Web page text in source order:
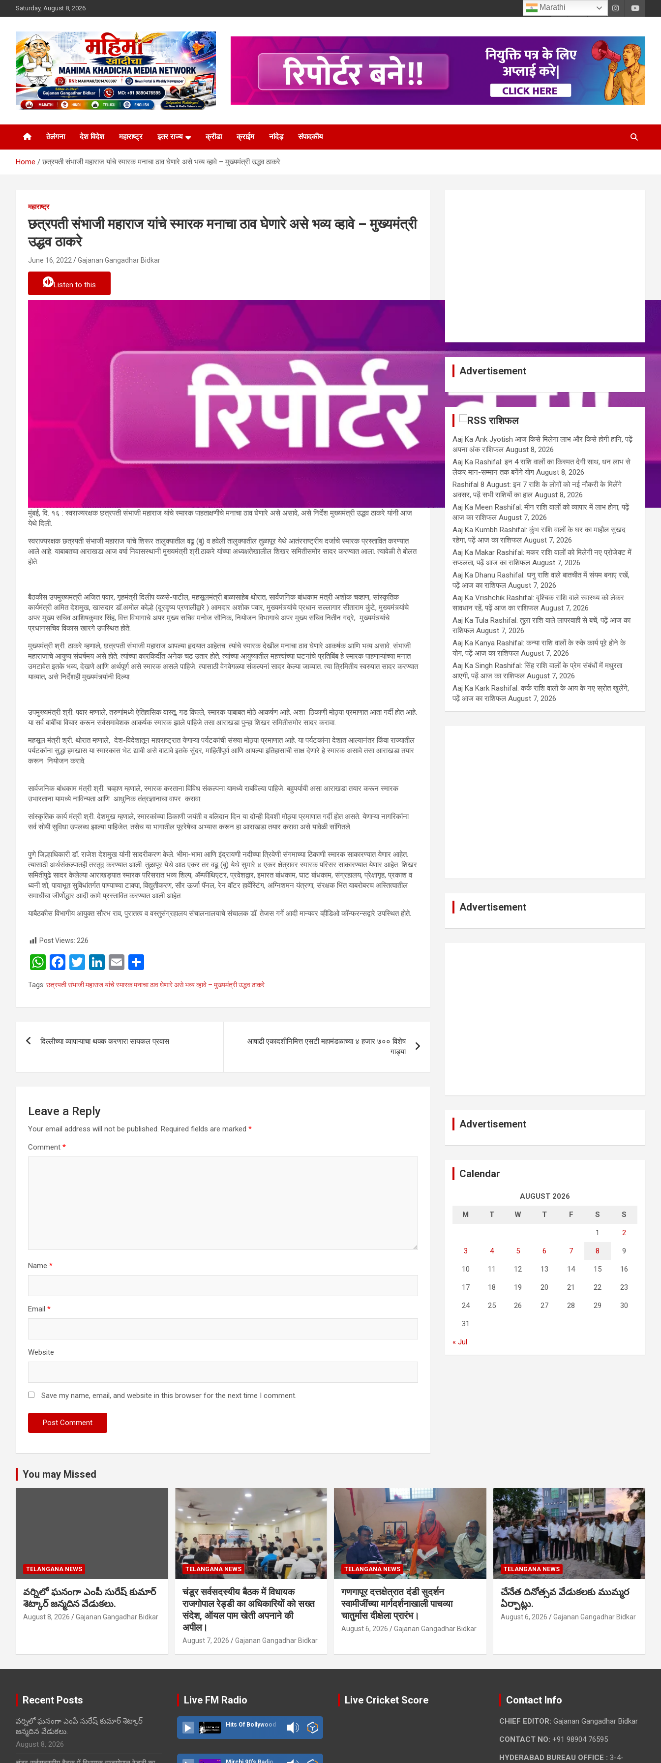
to
Saturday, August 8, 2026
Mahimakhadicha
तेलंगना देश विदेश महाराष्ट्र इतर राज्य क्रीडा क्राईम नांदेड़ संपादकीय
Home छत्रपती संभाजी महाराज यांचे स्मारक मनाचा ठाव घेणारे असे भव्य व्हावे – मुख्यमंत्री उद्धव ठाकरे
महाराष्ट्र
छत्रपती संभाजी महाराज यांचे स्मारक मनाचा ठाव घेणारे असे भव्य व्हावे – मुख्यमंत्री
उद्धव ठाकरे
June 16, 2022 Gajanan Gangadhar Bidkar
Listen to this
मुंबई, दि. १६ : स्वराज्यरक्षक छत्रपती संभाजी महाराज यांचे स्मारक पाहताक्षणीचे मनाचा ठाव घेणारे असे असावे, असे निर्देश मुख्यमंत्री उद्धव ठाकरे यांनी आज
येथे दिली.
स्वराज्यरक्षक छत्रपती संभाजी महाराज यांचे शिरूर तालुक्यातील वढू (बु) व हवेली तालुक्यातील तुळापूर येथे आतंरराष्ट्रीय दर्जाचे स्मारक प्रस्तावित करण्यात
आले आहे. याबाबतचा आराखडा आज वर्षा निवासस्थानी मुख्यमंत्री श्री.ठाकरे यांच्या अध्यक्षतेखालील शिखर समितीसमोर सादर करण्यात आला. त्यावेळी ते बोलत
होते.
बैठकीस उपमुख्यमंत्री अजित पवार, गृहमंत्री दिलीप वळसे-पाटील, महसूलमंत्री बाळासाहेब थोरात, सार्वजनिक बांधकाम मंत्री अशोक चव्हाण, सांस्कृतिक
कार्यमंत्री अमित देशमुख, खासदार डॉ.अमोल कोल्हे (दूरदृष्य प्रणालीद्वारे ) आमदार अशोक पवार, मुख्यमंत्र्यांचे प्रधान सल्लागार सीताराम कुंटे, मुख्यमंत्र्यांचे
अपर मुख्य सचिव आशिषकुमार सिंह, वित्त विभागाचे अपर मुख्य सचिव मनोज सौनिक, नियोजन विभागाचे अपर मुख्य सचिव नितीन गद्रे, मुख्यमंत्र्यांचे
प्रधानसचिव विकास खारगे उपस्थित होते.
मुख्यमंत्री श्री. ठाकरे म्हणाले, छत्रपती संभाजी महाराज आपल्या हृदयात आहेतच. त्यांचे स्मारक देखील मनाचा ठाव घेणारे आकर्षक आणि भव्य असावे. संभाजी
महाराजांचे आयुष्य संघर्षमय असे होते. त्यांच्या कारकिर्दीत अनेक चढ उतार होते. त्यांच्या आयुष्यातील महत्त्वांच्या घटनांचे प्रतिबिंब हे स्मारक पाहणाऱ्यांच्या मनात
उमटावेत इतके भव्य, देखणे आणि अर्थपूर्ण असे स्मारक असले पाहिजे. त्यासाठी वेगवेगळ्या संकल्पनां सादर केल्या जाव्यात. त्या त्रिमितीय स्वरुपात सादर करण्यात
याव्यात, असे निर्देशही मुख्यमंत्र्यांनी दिल्या.
उपमुख्यमंत्री श्री. पवार म्हणाले, तरुणांमध्ये ऐतिहासिक वास्तू, गड किल्ले, स्मारक याबाबत मोठे आकर्षण आहे. अशा ठिकाणी मोठ्या प्रमाणात आता गर्दी होत आहे.
या सर्व बाबींचा विचार करून सर्वसमावेशक आकर्षक स्मारक झाले पाहिजे तसा आराखडा पुन्हा शिखर समितीसमोर सादर करावा.
महसूल मंत्री श्री. थोरात म्हणाले, देश-विदेशातून महाराष्ट्रात येणाऱ्या पर्यटकांची संख्या मोठ्या प्रमाणात आहे. या पर्यटकांना देशात आल्यानंतर किंवा राज्यातील
पर्यटकांना सुद्धा हमखास या स्मारकास भेट द्यावी असे वाटावे इतके सुंदर, माहितीपूर्ण आणि आपल्या इतिहासाची साक्ष देणारे हे स्मारक असावे तसा आराखडा तयार
करून नियोजन करावे.
सार्वजनिक बांधकाम मंत्री श्री. चव्हाण म्हणाले, स्मारक करताना विविध संकल्पना यामध्ये राबविल्या पाहिजे. बहुपर्यायी असा आराखडा तयार करून स्मारक
उभारताना यामध्ये नाविन्यता आणि आधुनिक तंत्रज्ञानाचा वापर करावा.
सांस्कृतिक कार्य मंत्री श्री. देशमुख म्हणाले, स्मारकांच्या ठिकाणी जयंती व बलिदान दिन या दोन्ही दिवशी मोठ्या प्रमाणात गर्दी होत असते. येणाऱ्या नागरिकांना
सर्व सोयी सुविधा उपलब्ध झाल्या पाहिजेत. तसेच या भागातील पूररेषेचा अभ्यास करून हा आराखडा तयार करावा असे यावेळी सांगितले.
पुणे जिल्हाधिकारी डॉ. राजेश देशमुख यांनी सादरीकरण केले. भीमा-भामा आणि इंद्रायणी नदीच्या त्रिवेणी संगमाच्या ठिकाणी स्मारक साकारण्यात येणार आहेत.
त्यासाठी अर्थसंकल्पातही तरतूद करण्यात आली. तुळापूर येथे आठ एकर तर वढू (बु) येथे सुमारे ४ एकर क्षेत्रावर स्मारक परिसर साकारण्यात येणार आहेत. शिखर
समितीपुढे सादर केलेल्या आराखड्यात स्मारक परिसरात भव्य शिल्प, ॲम्फीथिएटर, प्रवेशद्वार, इमारत बांधकाम, घाट बांधकाम, संग्रहालय, प्रेक्षागृह, प्रकाश व
ध्वनी शो, पायाभूत सुविधांतर्गत पाण्याच्या टाक्या, विद्युतीकरण, सौर ऊर्जा पॅनल, रेन वॉटर हार्वेस्टिंग, अग्निशमन यंत्रणा, संरक्षक भिंत याबरोबरच अस्तित्वातील
समाधीचा जीर्णोद्धार आदी कामे प्रस्तावित करण्यात आली आहेत.
याबैठकीस विभागीय आयुक्त सौरभ राव, पुरातत्व व वस्तुसंग्रहालय संचालनालयाचे संचालक डॉ. तेजस गर्गे आदी मान्यवर व्हीडिओ कॉन्फरन्सद्वारे उपस्थित होते.
Post Views: 226
W
h
at
s
p
F
a
ce
b
o
T
wi
tt
er
Li
n
ke
dI
E
m
ail
h
ar
e
Tags: छत्रपती संभाजी महाराज यांचे स्मारक मनाचा ठाव घेणारे असे भव्य व्हावे – मुख्यमंत्री उद्धव ठाकरे
दिल्लीच्या व्यापाऱ्याचा थक्क करणारा सायकल प्रवास
आषाढी एकादशीनिमित्त एसटी महामंडळाच्या ४ हजार ७०० विशेष
गाड्या
Leave a Reply
Your email address will not be published. Required fields are marked *
Comment *
Name *
Email *
Website
Save my name, email, and website in this browser for the next time I comment.
Advertisement
राशिफल
Aaj Ka Ank Jyotish आज किसे मिलेगा लाभ और किसे होगी हानि, पढ़ें
अपना अंक राशिफल August 8, 2026
Aaj Ka Rashifal: इन 4 राशि वालों का किस्मत देगी साथ, धन लाभ से
लेकर मान-सम्मान तक बनेंगे योग August 8, 2026
Rashifal 8 August: इन 7 राशि के लोगों को नई नौकरी के मिलेंगे
अवसर, पढ़ें सभी राशियों का हाल August 8, 2026
Aaj Ka Meen Rashifal: मीन राशि वालों को व्यापार में लाभ होगा, पढ़ें
आज का राशिफल August 7, 2026
Aaj Ka Kumbh Rashifal: कुंभ राशि वालों के घर का माहौल सुखद
रहेगा, पढ़ें आज का राशिफल August 7, 2026
Aaj Ka Makar Rashifal: मकर राशि वालों को मिलेगी नए प्रोजेक्ट में
सफलता, पढ़ें आज का राशिफल August 7, 2026
Aaj Ka Dhanu Rashifal: धनु राशि वाले बातचीत में संयम बनाए रखें,
पढ़ें आज का राशिफल August 7, 2026
Aaj Ka Vrishchik Rashifal: वृश्चिक राशि वाले स्वास्थ्य को लेकर
सावधान रहें, पढ़ें आज का राशिफल August 7, 2026
Aaj Ka Tula Rashifal: तुला राशि वाले लापरवाही से बचें, पढ़ें आज का
राशिफल August 7, 2026
Aaj Ka Kanya Rashifal: कन्या राशि वालों के रुके कार्य पूरे होने के
योग, पढ़ें आज का राशिफल August 7, 2026
Aaj Ka Singh Rashifal: सिंह राशि वालों के प्रेम संबंधों में मधुरता
आएगी, पढ़ें आज का राशिफल August 7, 2026
Aaj Ka Kark Rashifal: कर्क राशि वालों के आय के नए स्रोत खुलेंगे,
पढ़ें आज का राशिफल August 7, 2026
Advertisement
Advertisement
Calendar
AUGUST 2026
M T W T F S S
1 2
3 4 5 6 7 8 9
10 11 12 13 14 15 16
17 18 19 20 21 22 23
24 25 26 27 28 29 30
31
« Jul
You may Missed
TELANGANA NEWS
వర్నిలో ఘనంగా ఎంపీ సురేష్ కుమార్
శెట్కార్ జన్మదిన వేడుకలు.
August 8, 2026 Gajanan Gangadhar Bidkar
TELANGANA NEWS
चंडूर सर्वसदस्यीय बैठक में विधायक
राजगोपाल रेड्डी का अधिकारियों को सख्त
संदेश, ऑयल पाम खेती अपनाने की
अपील।
August 7, 2026 Gajanan Gangadhar Bidkar
TELANGANA NEWS
गणगापूर दत्तक्षेत्रात दंडी सुदर्शन
स्वामीजींच्या मार्गदर्शनाखाली पाचव्या
चातुर्मास दीक्षेला प्रारंभ।
August 6, 2026 Gajanan Gangadhar Bidkar
TELANGANA NEWS
చేనేత దినోత్సవ వేడుకలకు ముమ్మర
ఏర్పాట్లు.
August 6, 2026 Gajanan Gangadhar Bidkar
Recent Posts
వర్నిలో ఘనంగా ఎంపీ సురేష్ కుమార్ శెట్కార్
జన్మదిన వేడుకలు.
August 8, 2026
Live FM Radio
Hits Of Bollywood
Live Cricket Score Contact Info
CHIEF EDITOR: Gajanan Gangadhar Bidkar
CONTACT NO: +91 98904 76595
HYDERABAD BUREAU OFFICE : 3-4-
Marathi